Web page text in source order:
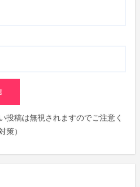
投稿は無視されますのでご注意く
策）